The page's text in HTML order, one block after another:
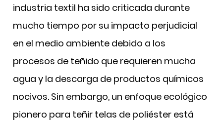
industria textil ha sido criticada durante
mucho tiempo por su impacto perjudicial
en el medio ambiente debido a los
procesos de teñido que requieren mucha
agua y la descarga de productos químicos
nocivos. Sin embargo, un enfoque ecológico
pionero para teñir telas de poliéster está